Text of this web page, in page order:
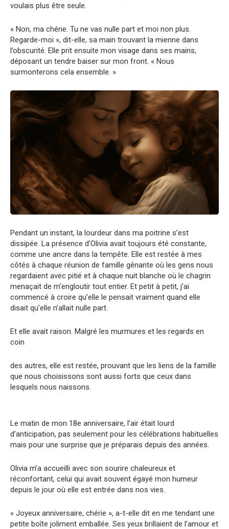
voulais plus être seule.
« Non, ma chérie. Tu ne vas nulle part et moi non plus.
Regarde-moi », dit-elle, sa main trouvant la mienne dans
l’obscurité. Elle prit ensuite mon visage dans ses mains,
déposant un tendre baiser sur mon front. « Nous
surmonterons cela ensemble. »
Pendant un instant, la lourdeur dans ma poitrine s’est
dissipée. La présence d’Olivia avait toujours été constante,
comme une ancre dans la tempête. Elle est restée à mes
côtés à chaque réunion de famille gênante où les gens nous
regardaient avec pitié et à chaque nuit blanche où le chagrin
menaçait de m’engloutir tout entier. Et petit à petit, j’ai
commencé à croire qu’elle le pensait vraiment quand elle
disait qu’elle n’allait nulle part.
Et elle avait raison. Malgré les murmures et les regards en
coin
des autres, elle est restée, prouvant que les liens de la famille
que nous choisissons sont aussi forts que ceux dans
lesquels nous naissons.
Le matin de mon 18e anniversaire, l’air était lourd
d’anticipation, pas seulement pour les célébrations habituelles
mais pour une surprise que je préparais depuis des années.
Olivia m’a accueilli avec son sourire chaleureux et
réconfortant, celui qui avait souvent égayé mon humeur
depuis le jour où elle est entrée dans nos vies.
« Joyeux anniversaire, chérie », a-t-elle dit en me tendant une
petite boîte joliment emballée. Ses yeux brillaient de l’amour et